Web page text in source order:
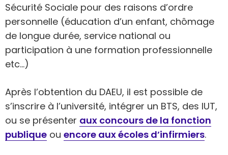
Sécurité Sociale pour des raisons d’ordre
personnelle (éducation d’un enfant, chômage
de longue durée, service national ou
participation à une formation professionnelle
etc…)
Après l’obtention du DAEU, il est possible de
s’inscrire à l’université, intégrer un BTS, des IUT,
ou se présenter aux concours de la fonction
publique ou encore aux écoles d’infirmiers.